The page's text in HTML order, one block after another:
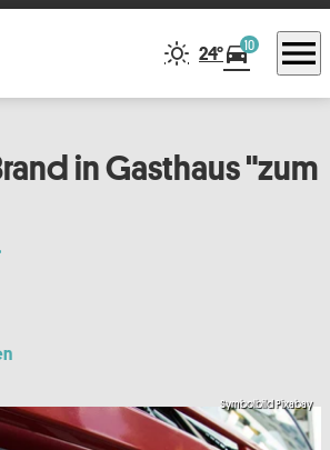
24°directions_car10 menu
in Gasthaus "zum
Symbolbild Pixabay